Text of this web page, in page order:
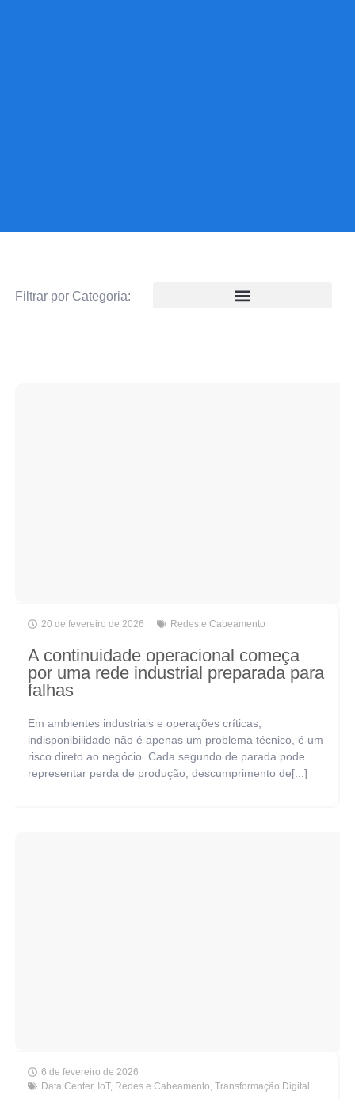
Filtrar por Categoria:
20 de fevereiro de 2026 Redes e Cabeamento
A continuidade operacional começa
por uma rede industrial preparada para
falhas
Em ambientes industriais e operações críticas,
indisponibilidade não é apenas um problema técnico, é um
risco direto ao negócio. Cada segundo de parada pode
representar perda de produção, descumprimento de[...]
6 de fevereiro de 2026
Data Center, IoT, Redes e Cabeamento, Transformação Digital